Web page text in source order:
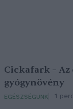
Cickafark –
gyógynövény
EGÉSZSÉGÜNK 1 perc